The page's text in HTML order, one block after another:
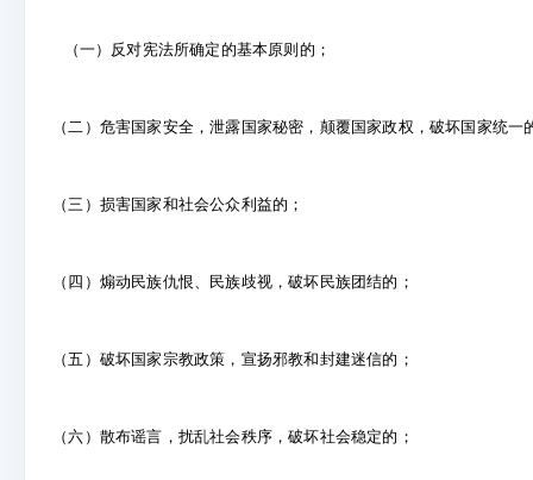
（一）反对宪法所确定的基本原则的；
（二）危害国家安全，泄露国家秘密，颠覆国家政权，破坏国家统一
（三）损害国家和社会公众利益的；
（四）煽动民族仇恨、民族歧视，破坏民族团结的；
（五）破坏国家宗教政策，宣扬邪教和封建迷信的；
（六）散布谣言，扰乱社会秩序，破坏社会稳定的；